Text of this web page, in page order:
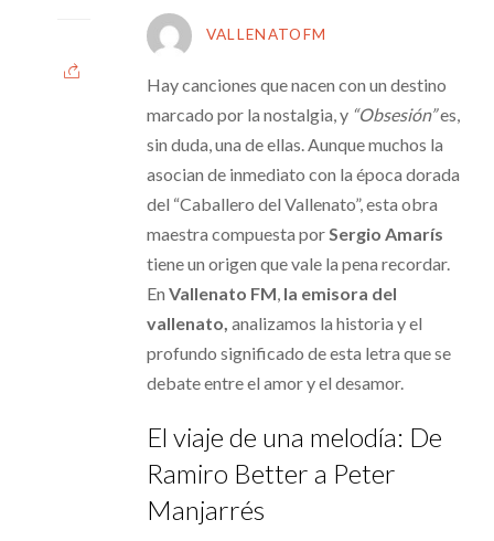
VALLENATOFM
Hay canciones que nacen con un destino
marcado por la nostalgia, y “Obsesión”es,
sin duda, una de ellas. Aunque muchos la
asocian de inmediato con la época dorada
del “Caballero del Vallenato”, esta obra
maestra compuesta por Sergio Amarís
tiene un origen que vale la pena recordar.
En Vallenato FM la emisora del
vallenato, analizamos la historia y el
profundo significado de esta letra que se
debate entre el amor y el desamor.
El viaje de una melodía: De
Ramiro Better a Peter
Manjarrés